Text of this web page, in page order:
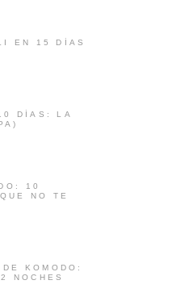
EN 15 DÍAS
DÍAS: LA
10
NO TE
KOMODO:
NOCHES